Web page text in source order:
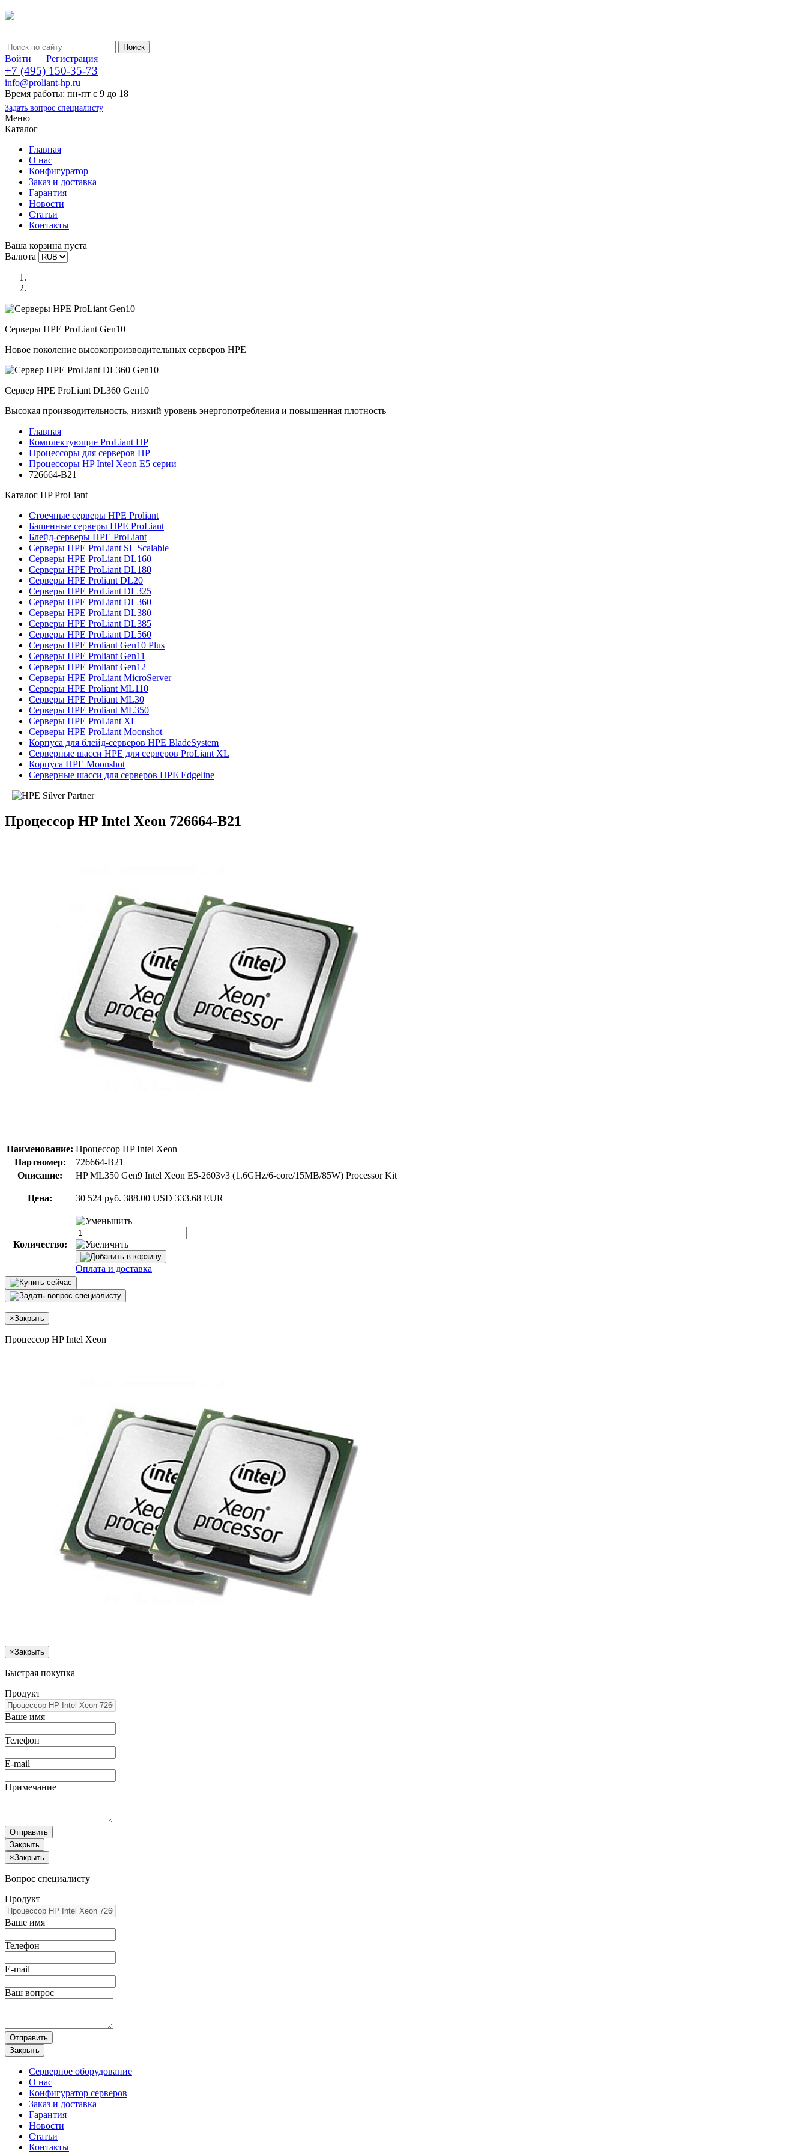
Войти Регистрация
+7 (495) 150-35-73
info@proliant-hp.ru
Время работы: пн-пт с 9 до 18
Задать вопрос специалисту
Меню
Каталог
Главная
О нас
Конфигуратор
Заказ и доставка
Гарантия
Новости
Статьи
Контакты
Ваша корзина пуста
Валюта
Серверы HPE ProLiant Gen10
Новое поколение высокопроизводительных серверов HPE
Сервер HPE ProLiant DL360 Gen10
Высокая производительность, низкий уровень энергопотребления и повышенная плотность
Главная
Комплектующие ProLiant HP
Процессоры для серверов HP
Процессоры HP Intel Xeon E5 серии
726664-B21
Каталог HP ProLiant
Стоечные серверы HPE Proliant
Башенные серверы HPE ProLiant
Блейд-серверы HPE ProLiant
Серверы HPE ProLiant SL Scalable
Серверы HPE ProLiant DL160
Серверы HPE ProLiant DL180
Серверы HPE Proliant DL20
Серверы HPE ProLiant DL325
Серверы HPE ProLiant DL360
Серверы HPE ProLiant DL380
Серверы HPE ProLiant DL385
Серверы HPE ProLiant DL560
Серверы HPE Proliant Gen10 Plus
Серверы HPE Proliant Gen11
Серверы HPE Proliant Gen12
Серверы HPE ProLiant MicroServer
Серверы HPE Proliant ML110
Серверы HPE Proliant ML30
Серверы HPE Proliant ML350
Серверы HPE ProLiant XL
Серверы HPE ProLiant Moonshot
Корпуса для блейд-серверов HPE BladeSystem
Серверные шасси HPE для серверов ProLiant XL
Корпуса HPE Moonshot
Серверные шасси для серверов HPE Edgeline
Процессор HP Intel Xeon 726664-B21
Наименование: Процессор HP Intel Xeon
Партномер:
726664-B21
Описание:
HP ML350 Gen9 Intel Xeon E5-2603v3 (1.6GHz/6-core/15MB/85W) Processor Kit
Цена: 30 524 руб. 388.00 USD 333.68 EUR
Количество:
Оплата и доставка
×Закрыть
Процессор HP Intel Xeon
×Закрыть
Быстрая покупка
Продукт
Ваше имя
Телефон
E-mail
Примечание
Отправить
Закрыть
×Закрыть
Вопрос специалисту
Продукт
Ваше имя
Телефон
E-mail
Ваш вопрос
Отправить
Закрыть
Серверное оборудование
О нас
Конфигуратор серверов
Заказ и доставка
Гарантия
Новости
Статьи
Контакты